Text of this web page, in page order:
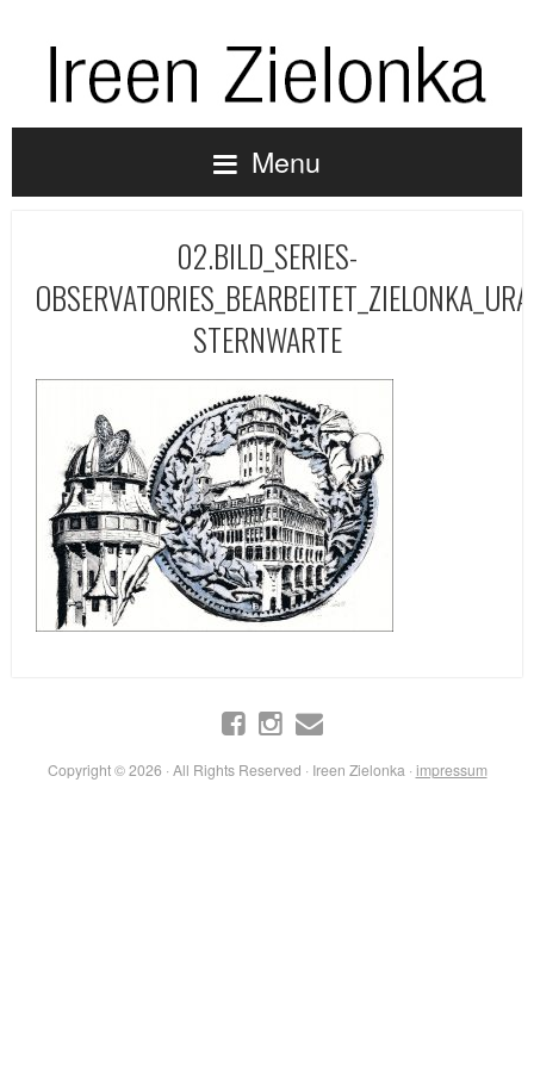
Menu
02.BILD_SERIES-
STERNWARTE
Copyright © 2026 · All Rights Reserved · Ireen Zielonka · impressum